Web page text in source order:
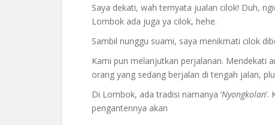
Saya dekati, wah ternyata jualan cilok! Duh,
Lombok ada juga ya cilok, hehe.
Sambil nunggu suami, saya menikmati cilok
Kami pun melanjutkan perjalanan. Mendekati
orang yang sedang berjalan di tengah jalan,
Di Lombok, ada tradisi namanya ‘Nyongkolan’.
pengantennya akan